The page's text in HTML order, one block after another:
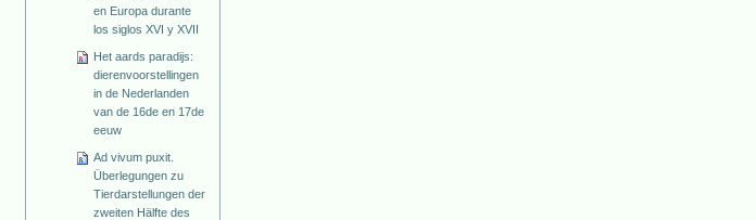
en Europa durante
los siglos XVI y XVII
Het aards paradijs:
dierenvoorstellingen
in de Nederlanden
van de 16de en 17de
eeuw
Ad vivum puxit.
Überlegungen zu
Tierdarstellungen der
zweiten Hälfte des